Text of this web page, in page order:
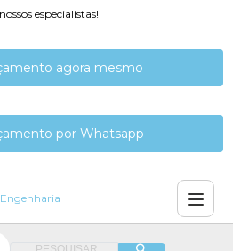
especialistas!
agora mesmo
por Whatsapp